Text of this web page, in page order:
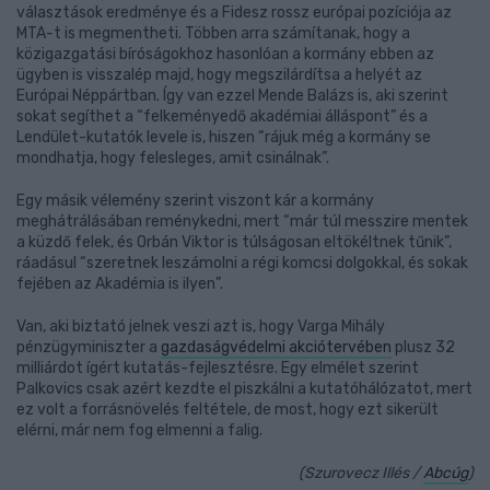
választások eredménye és a Fidesz rossz európai pozíciója az
MTA-t is megmentheti. Többen arra számítanak, hogy a
közigazgatási bíróságokhoz hasonlóan a kormány ebben az
ügyben is visszalép majd, hogy megszilárdítsa a helyét az
Európai Néppártban. Így van ezzel Mende Balázs is, aki szerint
sokat segíthet a “felkeményedő akadémiai álláspont” és a
Lendület-kutatók levele is, hiszen “rájuk még a kormány se
mondhatja, hogy felesleges, amit csinálnak”.
Egy másik vélemény szerint viszont kár a kormány
meghátrálásában reménykedni, mert “már túl messzire mentek
a küzdő felek, és Orbán Viktor is túlságosan eltökéltnek tűnik”,
ráadásul “szeretnek leszámolni a régi komcsi dolgokkal, és sokak
fejében az Akadémia is ilyen”.
Van, aki biztató jelnek veszi azt is, hogy Varga Mihály
pénzügyminiszter a gazdaságvédelmi akciótervében plusz 32
milliárdot ígért kutatás-fejlesztésre. Egy elmélet szerint
Palkovics csak azért kezdte el piszkálni a kutatóhálózatot, mert
ez volt a forrásnövelés feltétele, de most, hogy ezt sikerült
elérni, már nem fog elmenni a falig.
(Szurovecz Illés /Abcúg)